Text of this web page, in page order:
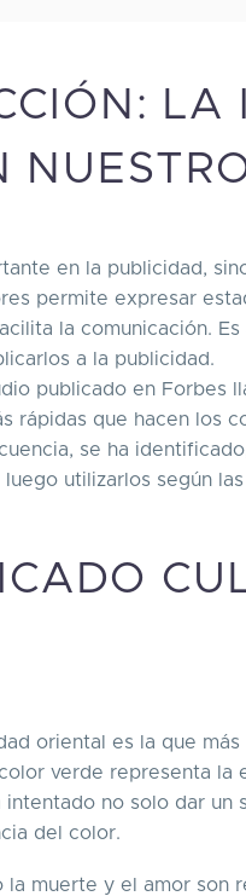
en la publicidad,
permite expresar
la comunicación.
a la publicidad.
publicado en Forbes
rápidas que hacen los
se ha
utilizarlos según
oriental es la que
verde representa la
no solo dar un
del color.
la muerte y el amor